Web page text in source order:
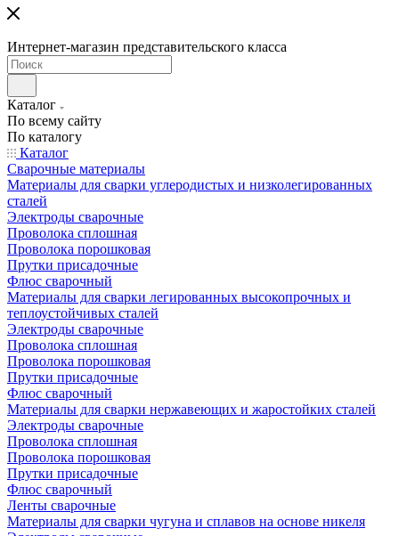
Интернет-магазин представительского класса
Каталог
По всему сайту
По каталогу
Каталог
Сварочные материалы
Материалы для сварки углеродистых и низколегированных
сталей
Электроды сварочные
Проволока сплошная
Проволока порошковая
Прутки присадочные
Флюс сварочный
Материалы для сварки легированных высокопрочных и
теплоустойчивых сталей
Электроды сварочные
Проволока сплошная
Проволока порошковая
Прутки присадочные
Флюс сварочный
Материалы для сварки нержавеющих и жаростойких сталей
Электроды сварочные
Проволока сплошная
Проволока порошковая
Прутки присадочные
Флюс сварочный
Ленты сварочные
Материалы для сварки чугуна и сплавов на основе никеля